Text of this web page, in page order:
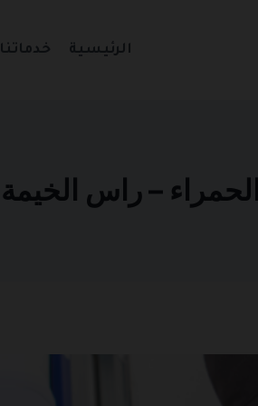
الرئيسية خدماتنا
الخيمة 0501270935